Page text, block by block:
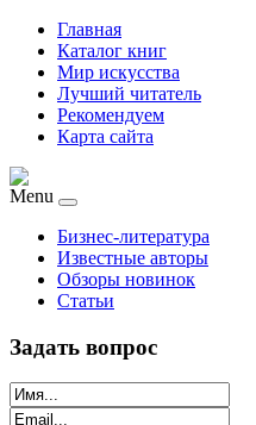
Главная
Каталог книг
Мир искусства
Лучший читатель
Рекомендуем
Карта сайта
Menu
Бизнес-литература
Известные авторы
Обзоры новинок
Статьи
Задать вопрос